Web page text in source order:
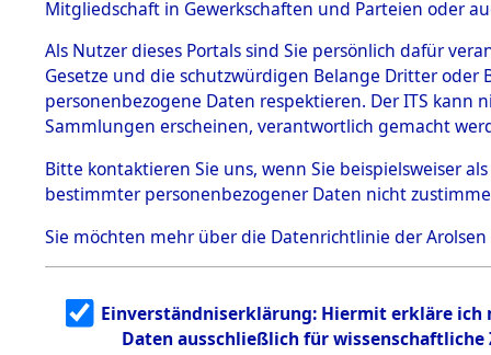
1.
mente
5. Verschiedenes
5.3
Todesmärsche
5.3.1 Alliierte
Erhebungen
zu
Todesmärsch
en
5.3.2
g
5.3.3
Mitgliedschaft in Gewerkschaften und Parteien oder
Als Nutzer dieses Portals sind Sie persönlich dafür
Gesetze und die schutzwürdigen Belange Dritter
personenbezogene Daten respektieren. Der ITS
Sammlungen erscheinen, verantwortlich gemacht
Bitte kontaktieren Sie uns, wenn Sie beispielsweiser
bestimmter personenbezogener Daten nicht
Sie möchten mehr über die Datenrichtlinie der Arolsen
Einverständniserklärung: Hiermit erkläre ich
Daten ausschließlich für